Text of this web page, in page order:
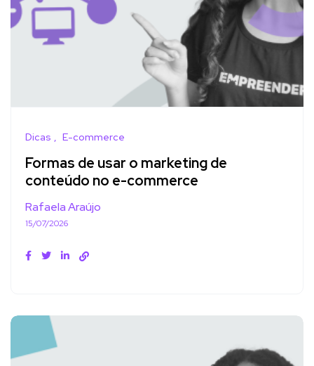
Dicas E-commerce
Formas de usar o marketing de
conteúdo no e-commerce
Rafaela Araújo
15/07/2026